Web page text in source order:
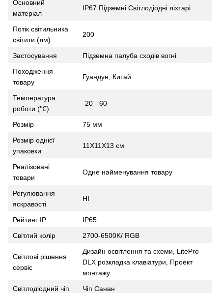
Основний
матеріал
IP67 Підземні Світлодіодні ліхтарі
Потік світильника
світити (лм)
200
Застосування
Підземна палуба сходів вогні
Походження
товару
Гуандун, Китай
Температура
роботи (℃)
-20 - 60
Розмір
75 мм
Розмір однієї
упаковки
11X11X13 см
Реалізовані
товари
Одне найменування товару
Регулювання
яскравості
НІ
Рейтинг IP
IP65
Світлий колір
2700-6500K/ RGB
Світлові рішення
сервіс
Дизайн освітлення та схеми, LitePro
DLX розкладка клавіатури, Проект
монтажу
Світлодіодний чіп
Чіп Санан